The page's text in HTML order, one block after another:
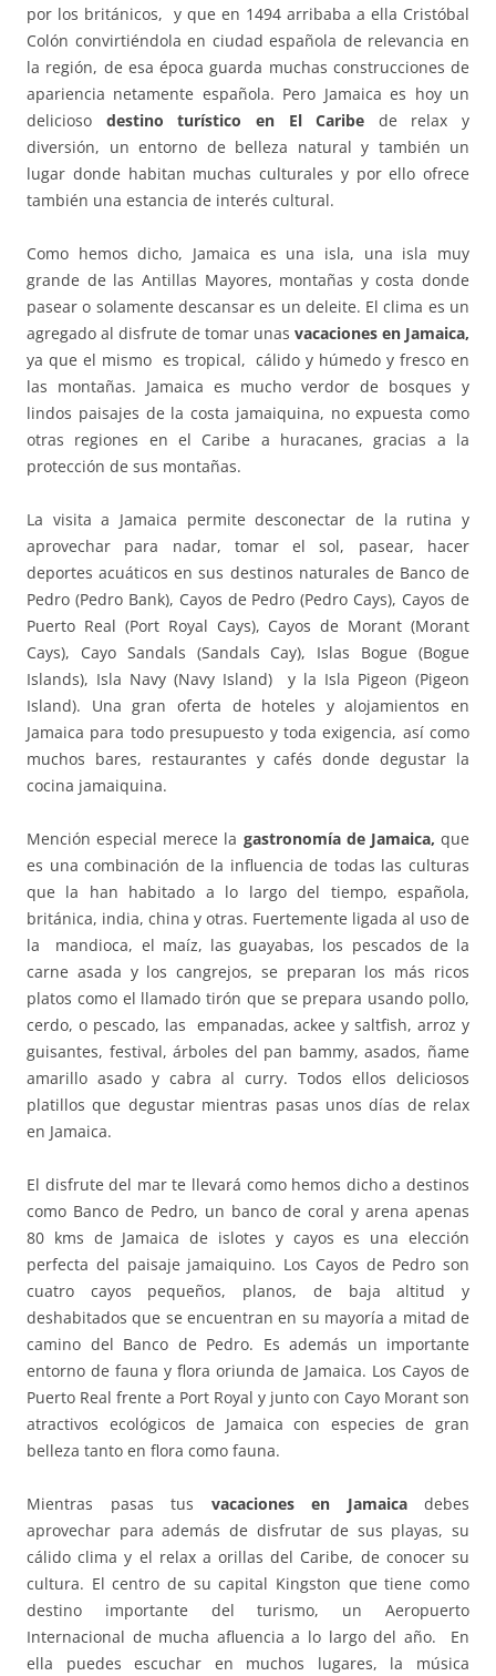
por los británicos, y que en 1494 arribaba a ella Cristóbal
Colón convirtiéndola en ciudad española de relevancia en
la región, de esa época guarda muchas construcciones de
apariencia netamente española. Pero Jamaica es hoy un
delicioso destino turístico en El Caribe de relax y
diversión, un entorno de belleza natural y también un
lugar donde habitan muchas culturales y por ello ofrece
también una estancia de interés cultural.
Como hemos dicho, Jamaica es una isla, una isla muy
grande de las Antillas Mayores, montañas y costa donde
pasear o solamente descansar es un deleite. El clima es un
agregado al disfrute de tomar unas vacaciones en Jamaica,
ya que el mismo es tropical, cálido y húmedo y fresco en
las montañas. Jamaica es mucho verdor de bosques y
lindos paisajes de la costa jamaiquina, no expuesta como
otras regiones en el Caribe a huracanes, gracias a la
protección de sus montañas.
La visita a Jamaica permite desconectar de la rutina y
aprovechar para nadar, tomar el sol, pasear, hacer
deportes acuáticos en sus destinos naturales de Banco de
Pedro (Pedro Bank), Cayos de Pedro (Pedro Cays), Cayos de
Puerto Real (Port Royal Cays), Cayos de Morant (Morant
Cays), Cayo Sandals (Sandals Cay), Islas Bogue (Bogue
Islands), Isla Navy (Navy Island) y la Isla Pigeon (Pigeon
Island). Una gran oferta de hoteles y alojamientos en
Jamaica para todo presupuesto y toda exigencia, así como
muchos bares, restaurantes y cafés donde degustar la
cocina jamaiquina.
Mención especial merece la gastronomía de Jamaica,que
es una combinación de la influencia de todas las culturas
que la han habitado a lo largo del tiempo, española,
británica, india, china y otras. Fuertemente ligada al uso de
la mandioca, el maíz, las guayabas, los pescados de la
carne asada y los cangrejos, se preparan los más ricos
platos como el llamado tirón que se prepara usando pollo,
cerdo, o pescado, las empanadas, ackee y saltfish, arroz y
guisantes, festival, árboles del pan bammy, asados, ñame
amarillo asado y cabra al curry. Todos ellos deliciosos
platillos que degustar mientras pasas unos días de relax
en Jamaica.
El disfrute del mar te llevará como hemos dicho a destinos
como Banco de Pedro, un banco de coral y arena apenas
80 kms de Jamaica de islotes y cayos es una elección
perfecta del paisaje jamaiquino. Los Cayos de Pedro son
cuatro cayos pequeños, planos, de baja altitud y
deshabitados que se encuentran en su mayoría a mitad de
camino del Banco de Pedro. Es además un importante
entorno de fauna y flora oriunda de Jamaica. Los Cayos de
Puerto Real frente a Port Royal y junto con Cayo Morant son
atractivos ecológicos de Jamaica con especies de gran
belleza tanto en flora como fauna.
Mientras pasas tus vacaciones en Jamaica debes
aprovechar para además de disfrutar de sus playas, su
cálido clima y el relax a orillas del Caribe, de conocer su
cultura. El centro de su capital Kingston que tiene como
destino importante del turismo, un Aeropuerto
Internacional de mucha afluencia a lo largo del año. En
ella puedes escuchar en muchos lugares, la música